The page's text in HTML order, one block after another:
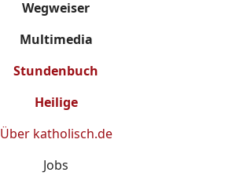
Wegweiser
Multimedia
Stundenbuch
Heilige
Über katholisch.de
Jobs